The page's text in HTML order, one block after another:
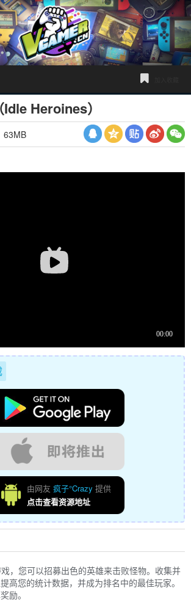
Heroines）
63MB
由网友 疯子°Crazy 提供
点击查看资源地址
，您可以招募出色的英雄来击败怪物。收集并
高您的统计数据，并成为排名中的最佳玩家。
励。